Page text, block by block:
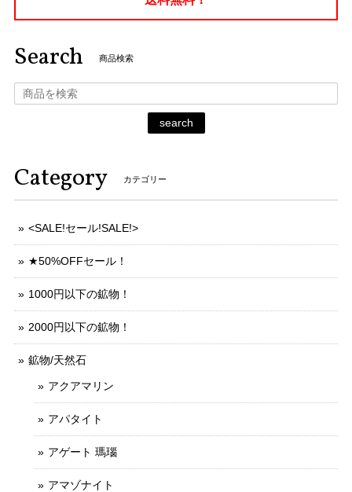
Search 商品検索
search
Category カテゴリー
<SALE!セール!SALE!>
★50%OFFセール！
1000円以下の鉱物！
2000円以下の鉱物！
鉱物/天然石
アクアマリン
アパタイト
アゲート 瑪瑙
アマゾナイト